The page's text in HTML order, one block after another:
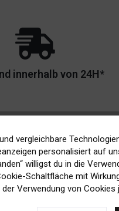
innerhalb von 24H*
vergleichbare
personalisiert auf
willigst du in die
Schaltfläche mit
Verwendung von Cookies